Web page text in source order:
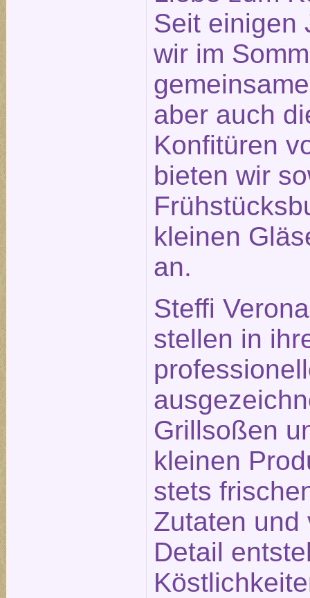
Seit einigen
wir im
aber auch
Konfitüren
bieten wir
kleinen
an.
Steffi
stellen in
Grillsoßen
kleinen
stets
Zutaten und
Detail